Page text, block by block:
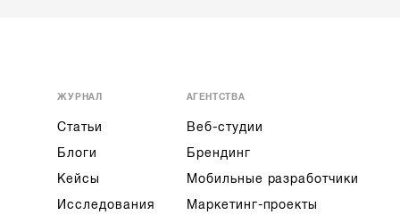
ЖУРНАЛ
Статьи
Блоги
Кейсы
Исследования
АГЕНТСТВА
Веб-студии
Брендинг
Мобильные разработчики
Маркетинг-проекты